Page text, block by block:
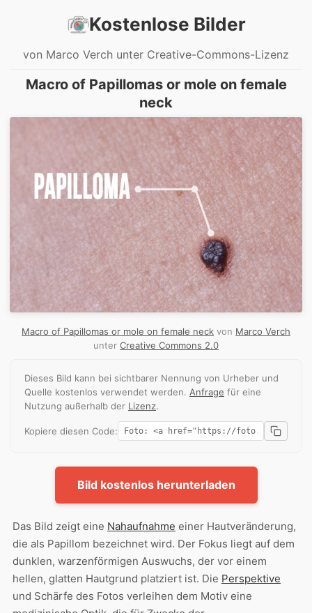
Kostenlose Bilder
von Marco Verch unter Creative-Commons-Lizenz
Macro of Papillomas or mole on female
neck
Macro of Papillomas or mole on female neck von Marco Verch
unter Creative Commons 2.0
Dieses Bild kann bei sichtbarer Nennung von Urheber und
Quelle kostenlos verwendet werden. Anfrage für eine
Nutzung außerhalb der Lizenz.
Kopiere diesen Code:
Bild kostenlos herunterladen
Das Bild zeigt eine Nahaufnahme einer Hautveränderung,
die als Papillom bezeichnet wird. Der Fokus liegt auf dem
dunklen, warzenförmigen Auswuchs, der vor einem
hellen, glatten Hautgrund platziert ist. Die Perspektive
und Schärfe des Fotos verleihen dem Motiv eine